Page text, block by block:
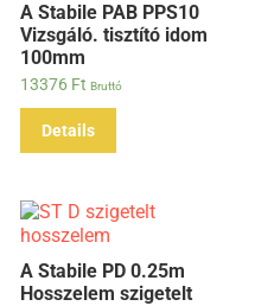
A Stabile PAB PPS10
Vizsgáló. tisztító idom
100mm
13376 Ft Bruttó
Details
A Stabile PD 0.25m
Hosszelem szigetelt